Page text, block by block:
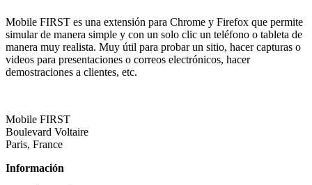
Mobile FIRST es una extensión para Chrome y Firefox que permite
simular de manera simple y con un solo clic un teléfono o tableta de
manera muy realista. Muy útil para probar un sitio, hacer capturas o
videos para presentaciones o correos electrónicos, hacer
demostraciones a clientes, etc.
Mobile FIRST
Boulevard Voltaire
Paris, France
Información